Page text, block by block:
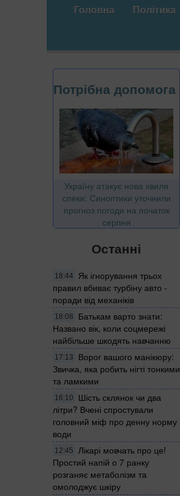
Головна Політика
Потрібна допомога
Україну атакує нова хвиля
спеки: Синоптики уточнили
прогноз погоди на початок
серпня
Останні
18:44
Як ігнорування трьох
правил вбиває турбіну авто -
поради від механіків
18:08
Батькам варто знати:
Названо вік, коли соцмережі
найбільше шкодять навчанню
17:13
Ворог вашого манікюру:
Звичка, яка робить нігті тонкими
та ламкими
16:10
Шість склянок чи два
літри? Вчені спростували
головний міф про денну норму
води
12:45
Лікарі мовчать про це!
Простий напій о 7 ранку
розганяє метаболізм та
омолоджує шкіру